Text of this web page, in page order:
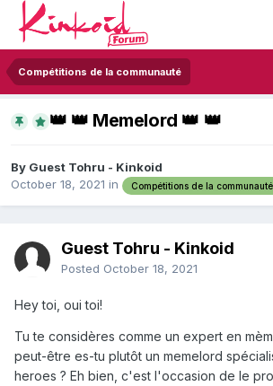
Compétitions de la communauté
​👑 👑 ​Memelord 👑 ​​👑
By Guest Tohru - Kinkoid
October 18, 2021 in Compétitions de la communauté
Guest Tohru - Kinkoid
Posted October 18, 2021
Hey toi, oui toi!
Tu te considères comme un expert en
peut-être es-tu plutôt un memelord
heroes ? Eh bien, c'est l'occasion de le